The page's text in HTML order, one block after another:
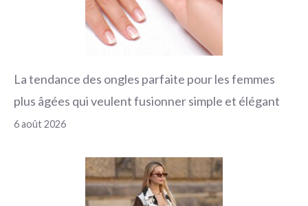
La tendance des ongles parfaite pour les femmes
plus âgées qui veulent fusionner simple et élégant
6 août 2026